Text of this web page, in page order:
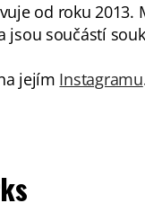
od roku 2013.
jsou součástí
jejím Instagramu